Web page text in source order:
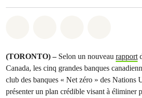
(TORONTO) – Selon un nouveau rapport
Canada, les cinq grandes banques
club des banques « Net zéro » des Nations
présenter un plan crédible visant à éliminer